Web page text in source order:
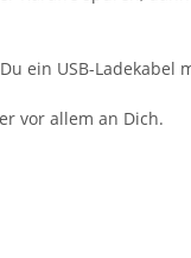
ein USB-Ladekabel
vor allem an Dich.